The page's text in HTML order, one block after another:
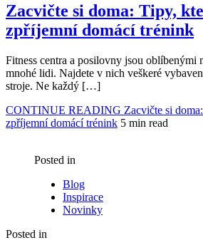
Zacvičte si doma: Tipy,
zpříjemní domácí trénink
Fitness centra a posilovny jsou oblíbenými
mnohé lidi. Najdete v nich veškeré
stroje. Ne každý […]
CONTINUE READING Zacvičte si
zpříjemní domácí trénink 5 min read
Posted in
Blog
Inspirace
Novinky
Posted in